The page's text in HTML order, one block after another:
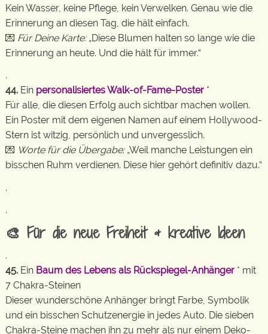
Kein Wasser, keine Pflege, kein Verwelken. Genau wie die
Erinnerung an diesen Tag, die hält einfach.
💌 Für Deine Karte:„Diese Blumen halten so lange wie die
Erinnerung an heute. Und die hält für immer.“
.
44. Ein personalisiertes Walk-of-Fame-Poster *
Für alle, die diesen Erfolg auch sichtbar machen wollen.
Ein Poster mit dem eigenen Namen auf einem Hollywood-
Stern ist witzig, persönlich und unvergesslich.
💌 Worte für die Übergabe:„Weil manche Leistungen ein
bisschen Ruhm verdienen. Diese hier gehört definitiv dazu.“
.
.
🎨 Für die neue Freiheit & kreative Ideen
.
45. Ein Baum des Lebens als Rückspiegel-Anhänger * mit
7 Chakra-Steinen
Dieser wunderschöne Anhänger bringt Farbe, Symbolik
und ein bisschen Schutzenergie in jedes Auto. Die sieben
Chakra-Steine machen ihn zu mehr als nur einem Deko-